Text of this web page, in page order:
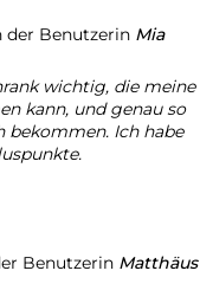
der Benutzerin Mia
wichtig, die meine
kann, und genau so
bekommen. Ich habe
Benutzerin Matthäus